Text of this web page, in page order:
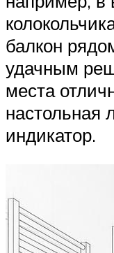
балкон
удачным
места
настольная
индикатор.